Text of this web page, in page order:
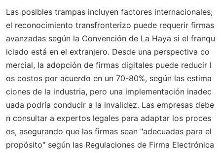
Las posibles trampas incluyen factores internacionales;
el reconocimiento transfronterizo puede requerir firmas
avanzadas según la Convención de La Haya si el franqu
iciado está en el extranjero. Desde una perspectiva co
mercial, la adopción de firmas digitales puede reducir l
os costos por acuerdo en un 70-80%, según las estima
ciones de la industria, pero una implementación inadec
uada podría conducir a la invalidez. Las empresas debe
n consultar a expertos legales para adaptar los proces
os, asegurando que las firmas sean "adecuadas para el
propósito" según las Regulaciones de Firma Electrónica